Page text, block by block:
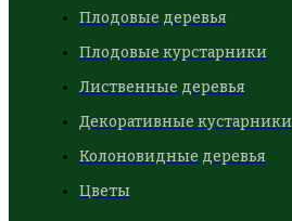
Плодовые деревья
Плодовые курстарники
Лиственные деревья
Декоративные кустарники
Колоновидные деревья
Цветы